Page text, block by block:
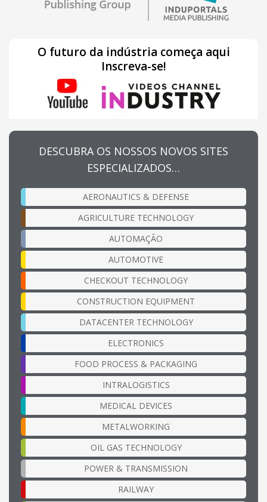
O futuro da indústria começa aqui
Inscreva-se!
DESCUBRA OS NOSSOS NOVOS SITES
ESPECIALIZADOS…
AERONAUTICS & DEFENSE
AGRICULTURE TECHNOLOGY
AUTOMAÇÃO
AUTOMOTIVE
CHECKOUT TECHNOLOGY
CONSTRUCTION EQUIPMENT
DATACENTER TECHNOLOGY
ELECTRONICS
FOOD PROCESS & PACKAGING
INTRALOGISTICS
MEDICAL DEVICES
METALWORKING
OIL GAS TECHNOLOGY
POWER & TRANSMISSION
RAILWAY